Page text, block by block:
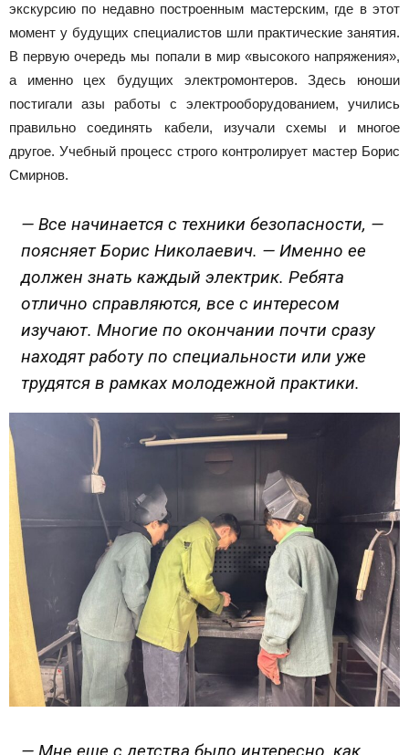
экскурсию по недавно построенным мастерским, где в этот
момент у будущих специалистов шли практические занятия.
В первую очередь мы попали в мир «высокого напряжения»,
а именно цех будущих электромонтеров. Здесь юноши
постигали азы работы с электрооборудованием, учились
правильно соединять кабели, изучали схемы и многое
другое. Учебный процесс строго контролирует мастер Борис
Смирнов.
— Все начинается с техники безопасности, —
поясняет Борис Николаевич. — Именно ее
должен знать каждый электрик. Ребята
отлично справляются, все с интересом
изучают. Многие по окончании почти сразу
находят работу по специальности или уже
трудятся в рамках молодежной практики.
— Мне еще с детства было интересно, как